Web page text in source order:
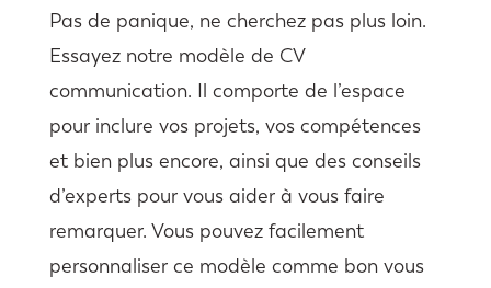
Pas de panique, ne cherchez pas plus loin.
Essayez notre modèle de CV
communication. Il comporte de l’espace
pour inclure vos projets, vos compétences
et bien plus encore, ainsi que des conseils
d’experts pour vous aider à vous faire
remarquer. Vous pouvez facilement
personnaliser ce modèle comme bon vous